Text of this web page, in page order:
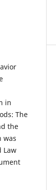
in
The
the
was
Law